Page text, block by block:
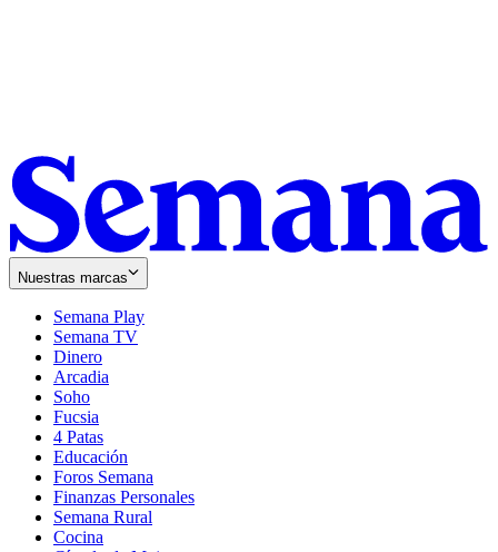
Nuestras marcas
Semana Play
Semana TV
Dinero
Arcadia
Soho
in
new
window
Fucsia
in
new
window
4 Patas
Educación
Foros Semana
Finanzas Personales
Semana Rural
Cocina